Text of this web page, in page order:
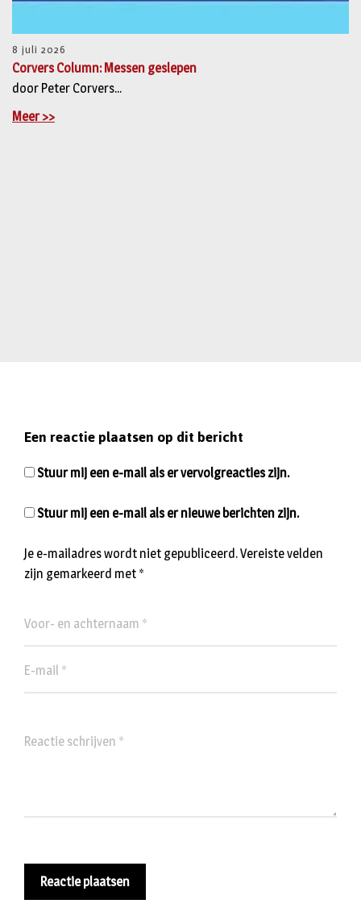
8 juli 2026
Corvers Column: Messen geslepen
door Peter Corvers...
Meer >>
Een reactie plaatsen op dit bericht
Je e-mailadres wordt niet gepubliceerd.Vereiste velden
zijn gemarkeerd met *
Stuur mij een e-mail als er vervolgreacties zijn.
Stuur mij een e-mail als er nieuwe berichten zijn.